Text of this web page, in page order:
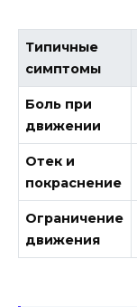
Типичные
симптомы
Боль при
движении
Отек и
покраснение
Ограничение
движения